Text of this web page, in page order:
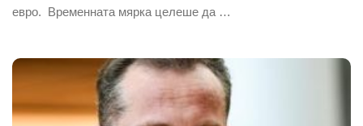
евро. Временната мярка целеше да …